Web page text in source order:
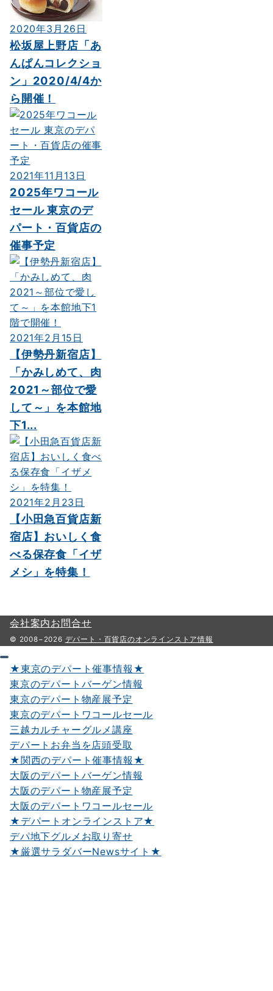
2020年3月26日
松坂屋上野店「あ
んぱんコレクショ
ン」2020/4/4か
ら開催！
2021年11月13日
2025年ワコール
セール 東京のデ
パート・百貨店の
催事予定
2021年2月15日
【伊勢丹新宿店】
「かみしめて、肉
2021～部位で愛
して～」を本館地
下1...
2021年2月23日
【小田急百貨店新
宿店】おいしく食
べる保存食「イザ
メシ」を特集！
会社案内お問合せ
© 2008−2026 デパート・百貨店のオンラインストア情報
★東京のデパート催事情報★
東京のデパートバーゲン情報
東京のデパート物産展予定
東京のデパートワコールセール
三越カルチャーグルメ講座
デパートお弁当を店頭受取
★関西のデパート催事情報★
大阪のデパートバーゲン情報
大阪のデパート物産展予定
大阪のデパートワコールセール
★デパートオンラインストア★
デパ地下グルメお取り寄せ
★厳選サラダバーNewsサイト★